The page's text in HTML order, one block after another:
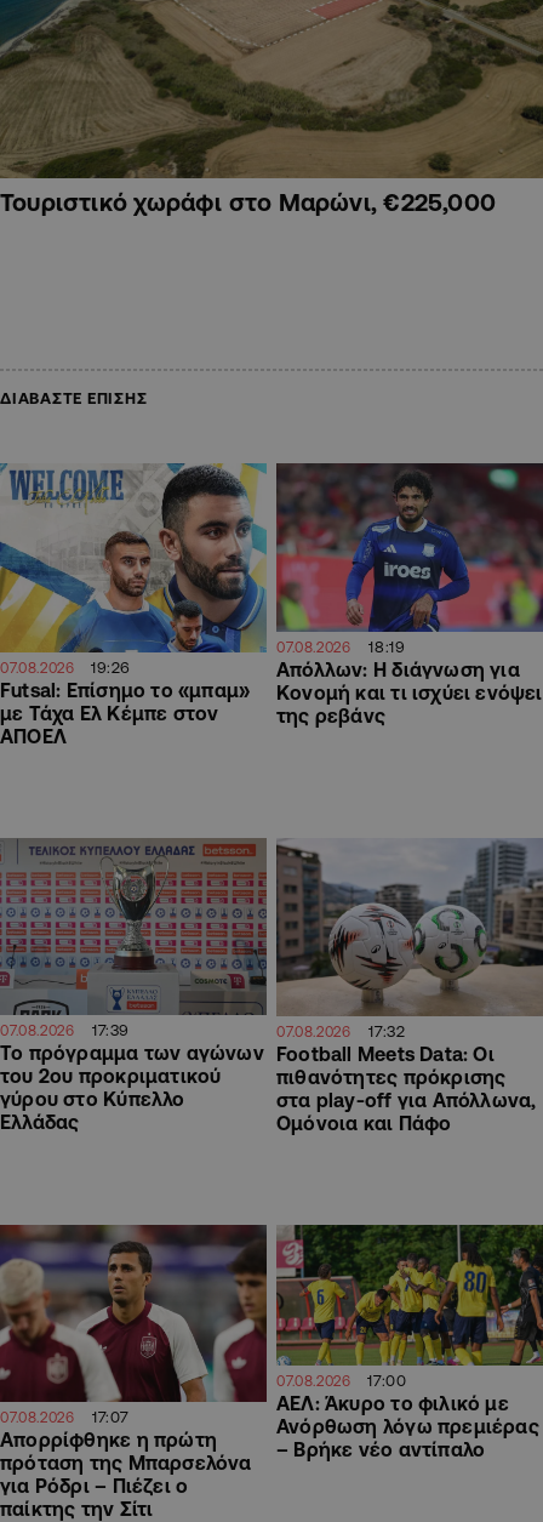
Τουριστικό χωράφι στο Μαρώνι, €225,000
ΔΙΑΒΑΣΤΕ ΕΠΙΣΗΣ
07.08.2026 19:26
Futsal: Επίσημο το «μπαμ»
με Τάχα Ελ Κέμπε στον
ΑΠΟΕΛ
07.08.2026 18:19
Απόλλων: Η διάγνωση για
Κονομή και τι ισχύει ενόψει
της ρεβάνς
07.08.2026 17:39
Το πρόγραμμα των αγώνων
του 2ου προκριματικού
γύρου στο Κύπελλο
Ελλάδας
07.08.2026 17:32
Football Meets Data: Οι
πιθανότητες πρόκρισης
στα play-off για Απόλλωνα,
Ομόνοια και Πάφο
07.08.2026 17:07
Απορρίφθηκε η πρώτη
πρόταση της Μπαρσελόνα
για Ρόδρι – Πιέζει ο
παίκτης την Σίτι
07.08.2026 17:00
ΑΕΛ: Άκυρο το φιλικό με
Ανόρθωση λόγω πρεμιέρας
– Βρήκε νέο αντίπαλο